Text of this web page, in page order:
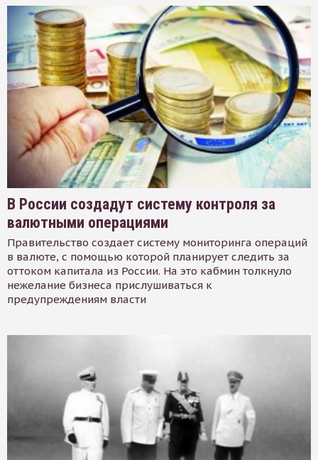
В России создадут систему контроля за
валютными операциями
Правительство создает систему мониторинга операций
в валюте, с помощью которой планирует следить за
оттоком капитала из России. На это кабмин толкнуло
нежелание бизнеса прислушиваться к
предупреждениям власти